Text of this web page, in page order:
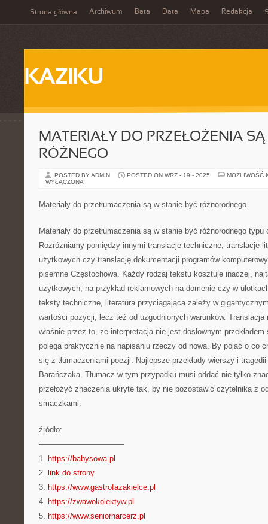
Strona główna Archiwum Bata Data Mapa Redakcja
KAZIKU
MATERIAŁY DO PRZEŁOŻENIA
RÓŻNEGO
POSTED BY ADMIN POSTED ON WRZ - 19 - 2025
MOŻLIWOŚĆ
WYŁĄCZONA
Materiały do przetłumaczenia są w stanie być różnorodnego
Materiały do przetłumaczenia są w stanie być różnorodnego
Rozróżniamy pomiędzy innymi translacje techniczne, translacje
użytkowych czy translację dokumentacji programów
pisemne Częstochowa. Każdy rodzaj tekstu kosztuje inaczej,
użytkowych, na przykład reklamowych na domenie czy w
teksty techniczne, literatura przyciągająca zależy w
wartości pozycji, lecz też od uzgodnionych warunków. Translacja
właśnie przez to, że interpretacja nie jest dosłownym
polega praktycznie na napisaniu rzeczy od nowa. By pojąć o co
się z tłumaczeniami poezji. Najlepsze przekłady wierszy i
Barańczaka. Tłumacz w tym przypadku musi oddać nie tylko
przełożyć znaczenia ukryte tak, by nie pozostawić czytelnika z
smaczkami.
źródło:
———————————
1. https://babysowa.pl
2. link do strony
3. https://www.gastrofazakielce.pl
4. https://zwawokolektyw.pl
5. https://www.seniorharcerz.pl